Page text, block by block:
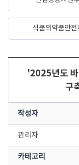
식품의약품안전
'2025년도 바
구
작성자
관리자
카테고리